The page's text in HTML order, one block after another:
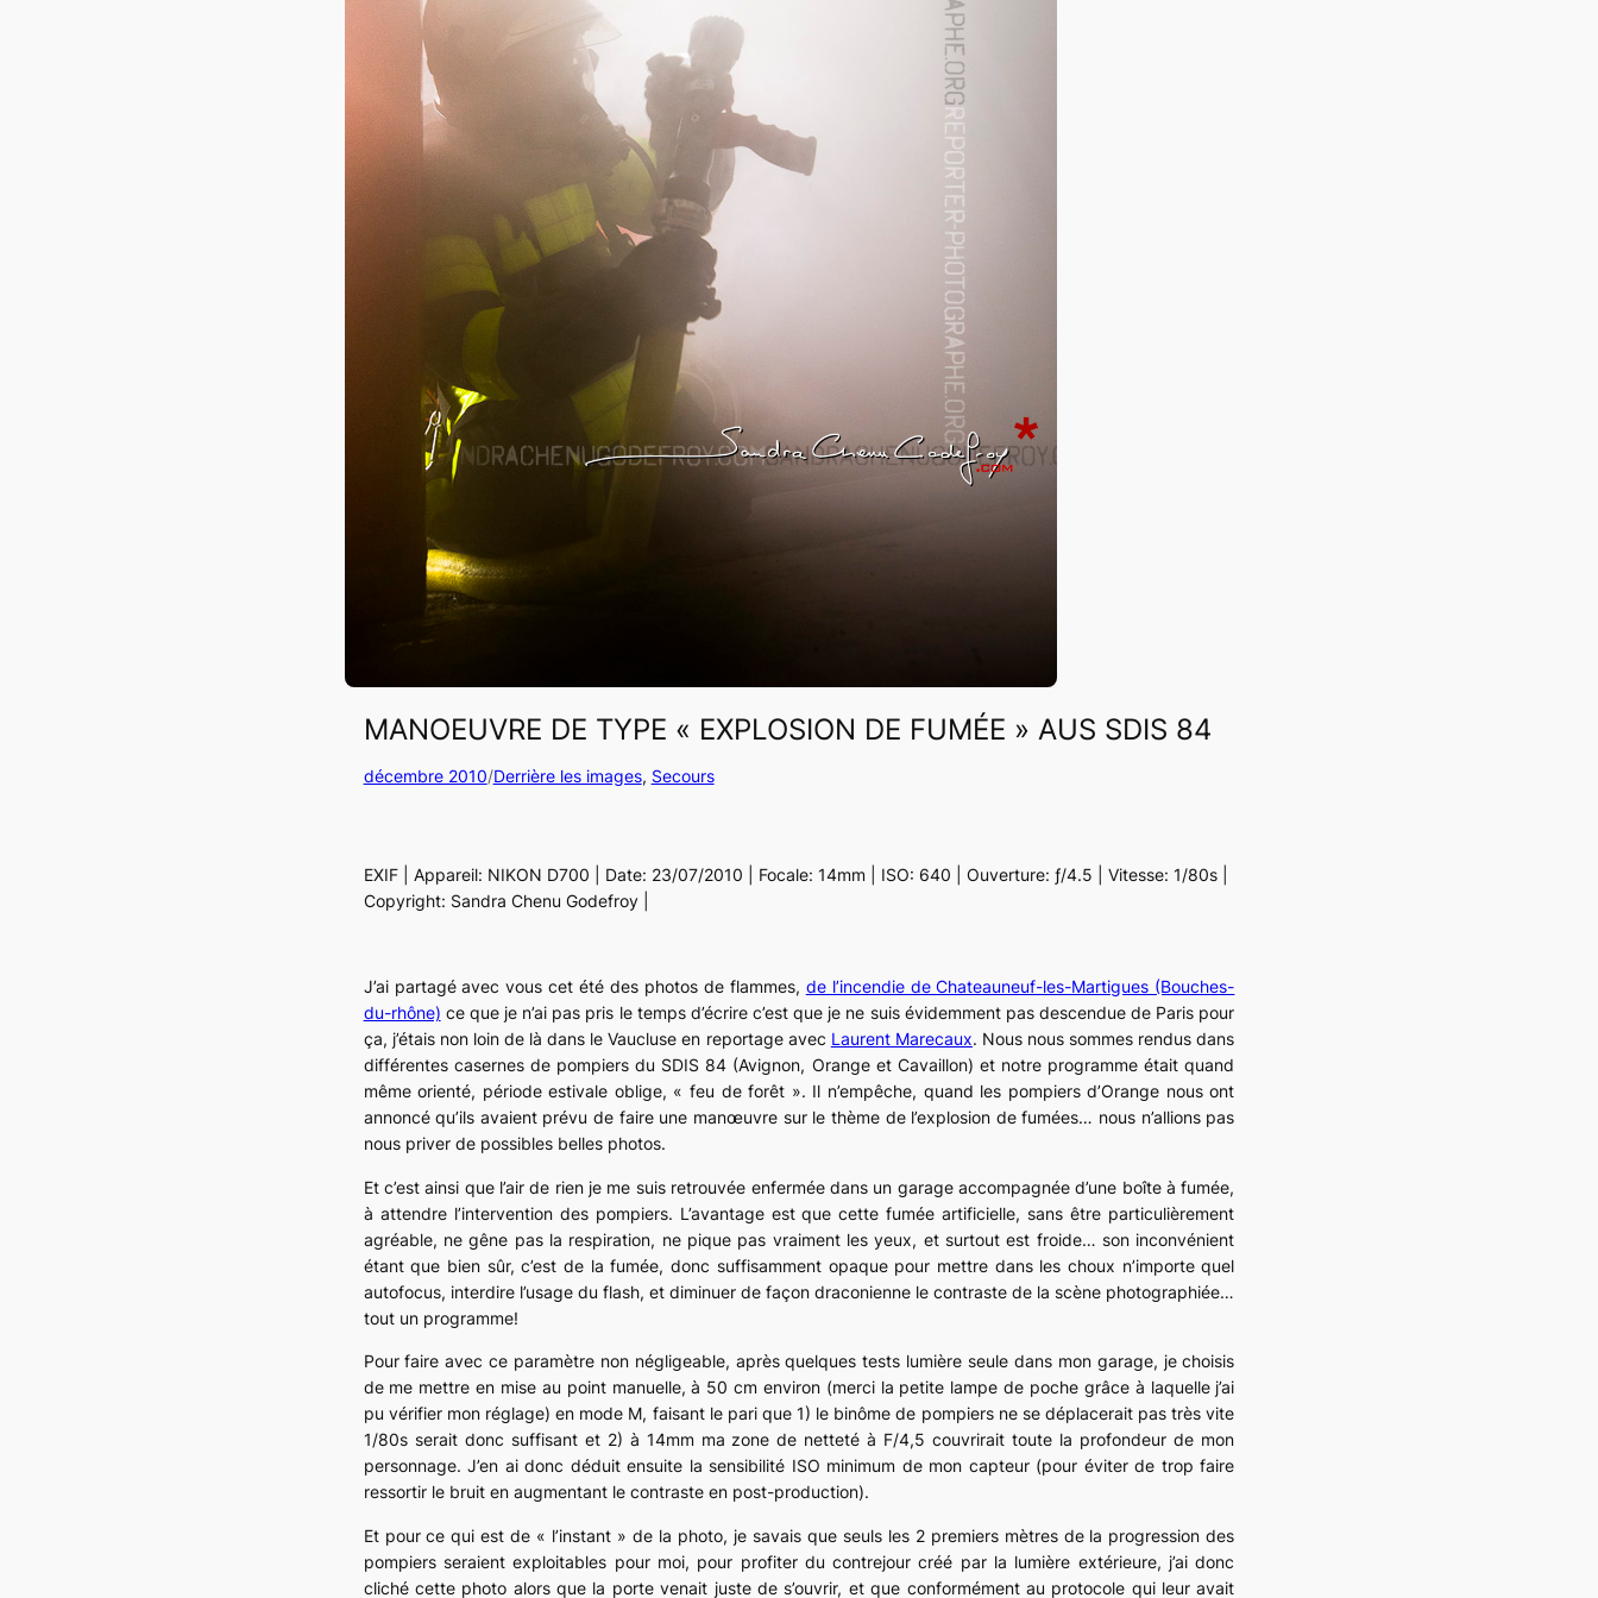
MANOEUVRE DE TYPE « EXPLOSION DE FUMÉE » AUS SDIS 84
décembre 2010/Derrière les images, Secours
EXIF | Appareil: NIKON D700 | Date: 23/07/2010 | Focale: 14mm | ISO: 640 | Ouverture: ƒ/4.5 | Vitesse: 1/80s |
Copyright: Sandra Chenu Godefroy |
J’ai partagé avec vous cet été des photos de flammes, de l’incendie de Chateauneuf-les-Martigues (Bouches-
du-rhône) ce que je n’ai pas pris le temps d’écrire c’est que je ne suis évidemment pas descendue de Paris pour
ça, j’étais non loin de là dans le Vaucluse en reportage avec Laurent Marecaux. Nous nous sommes rendus dans
différentes casernes de pompiers du SDIS 84 (Avignon, Orange et Cavaillon) et notre programme était quand
même orienté, période estivale oblige, « feu de forêt ». Il n’empêche, quand les pompiers d’Orange nous ont
annoncé qu’ils avaient prévu de faire une manœuvre sur le thème de l’explosion de fumées… nous n’allions pas
nous priver de possibles belles photos.
Et c’est ainsi que l’air de rien je me suis retrouvée enfermée dans un garage accompagnée d’une boîte à fumée,
à attendre l’intervention des pompiers. L’avantage est que cette fumée artificielle, sans être particulièrement
agréable, ne gêne pas la respiration, ne pique pas vraiment les yeux, et surtout est froide… son inconvénient
étant que bien sûr, c’est de la fumée, donc suffisamment opaque pour mettre dans les choux n’importe quel
autofocus, interdire l’usage du flash, et diminuer de façon draconienne le contraste de la scène photographiée…
tout un programme!
Pour faire avec ce paramètre non négligeable, après quelques tests lumière seule dans mon garage, je choisis
de me mettre en mise au point manuelle, à 50 cm environ (merci la petite lampe de poche grâce à laquelle j’ai
pu vérifier mon réglage) en mode M, faisant le pari que 1) le binôme de pompiers ne se déplacerait pas très vite
1/80s serait donc suffisant et 2) à 14mm ma zone de netteté à F/4,5 couvrirait toute la profondeur de mon
personnage. J’en ai donc déduit ensuite la sensibilité ISO minimum de mon capteur (pour éviter de trop faire
ressortir le bruit en augmentant le contraste en post-production).
Et pour ce qui est de « l’instant » de la photo, je savais que seuls les 2 premiers mètres de la progression des
pompiers seraient exploitables pour moi, pour profiter du contrejour créé par la lumière extérieure, j’ai donc
cliché cette photo alors que la porte venait juste de s’ouvrir, et que conformément au protocole qui leur avait